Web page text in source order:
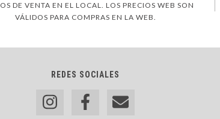
DE VENTA EN EL LOCAL. LOS PRECIOS WEB SON
VÁLIDOS PARA COMPRAS EN LA WEB.
REDES SOCIALES